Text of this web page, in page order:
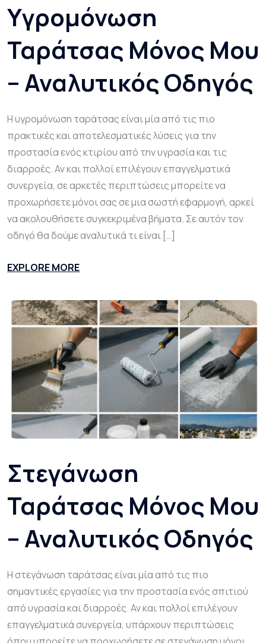
Υγρομόνωση
Ταράτσας Μόνος Μου
– Αναλυτικός Οδηγός
Η υγρομόνωση ταράτσας είναι μία από τις πιο
πρακτικές και αποτελεσματικές λύσεις για την
προστασία ενός κτιρίου από την υγρασία και τις
διαρροές. Αν και πολλοί επιλέγουν επαγγελματικά
συνεργεία, σε αρκετές περιπτώσεις μπορείτε να
προχωρήσετε μόνοι σας σε μια σωστή εφαρμογή, αρκεί
να ακολουθήσετε συγκεκριμένα βήματα. Σε αυτόν τον
οδηγό θα δούμε αναλυτικά τι είναι […]
EXPLORE MORE
Στεγάνωση
Ταράτσας Μόνος Μου
– Αναλυτικός Οδηγός
Η στεγάνωση ταράτσας είναι μία από τις πιο
σημαντικές εργασίες για την προστασία ενός σπιτιού
από υγρασία και διαρροές. Αν και πολλοί επιλέγουν
επαγγελματικά συνεργεία, υπάρχουν περιπτώσεις